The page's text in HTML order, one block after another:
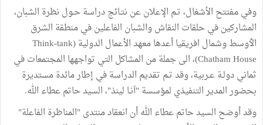
وفي مفتتح الأشغال، تـم الإعلان عن نتـائج دراسة حـول نظرة الشبان،
المشاركين في حلقات النقاش والشبان الفاعلين في منطقة الشرق
الٲوسط وشمال افريقيا أعدها معهد الأعمال الدولية (Think-tank
Chatham House)، الى جملة من المشاكل التي تواجهها المجتمعات في
ثماني دولـة عـربية، وقد تـم تقديم الدراسة في إطار مائدة مستديرة
بحضور المدير التنفيذي لمؤسسة "آنـا لينذ"، السيد حاتم عطاء الله.
وقد أوضح السيد حاتم عطاء الله أن انعقاد منتدى "المناظرة الفاعلة"